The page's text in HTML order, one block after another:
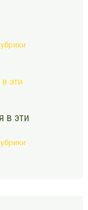
в эти